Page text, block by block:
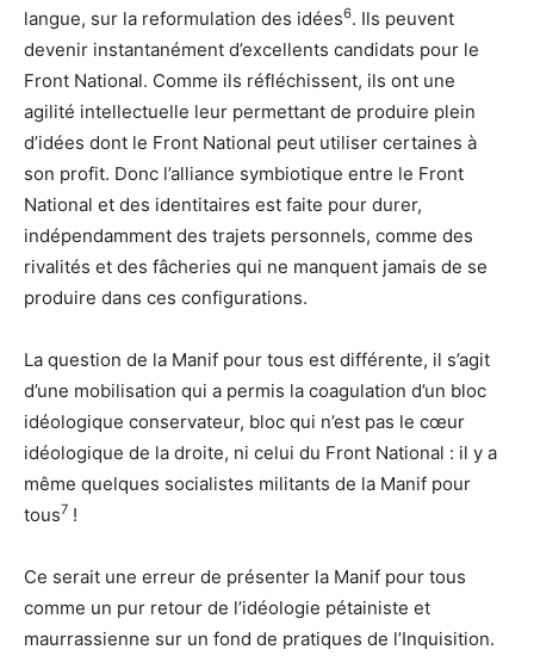
langue, sur la reformulation des idées6. Ils peuvent
devenir instantanément d’excellents candidats pour le
Front National. Comme ils réfléchissent, ils ont une
agilité intellectuelle leur permettant de produire plein
d’idées dont le Front National peut utiliser certaines à
son profit. Donc l’alliance symbiotique entre le Front
National et des identitaires est faite pour durer,
indépendamment des trajets personnels, comme des
rivalités et des fâcheries qui ne manquent jamais de se
produire dans ces configurations.
La question de la Manif pour tous est différente, il s’agit
d’une mobilisation qui a permis la coagulation d’un bloc
idéologique conservateur, bloc qui n’est pas le cœur
idéologique de la droite, ni celui du Front National : il y a
même quelques socialistes militants de la Manif pour
tous7 !
Ce serait une erreur de présenter la Manif pour tous
comme un pur retour de l’idéologie pétainiste et
maurrassienne sur un fond de pratiques de l’Inquisition.